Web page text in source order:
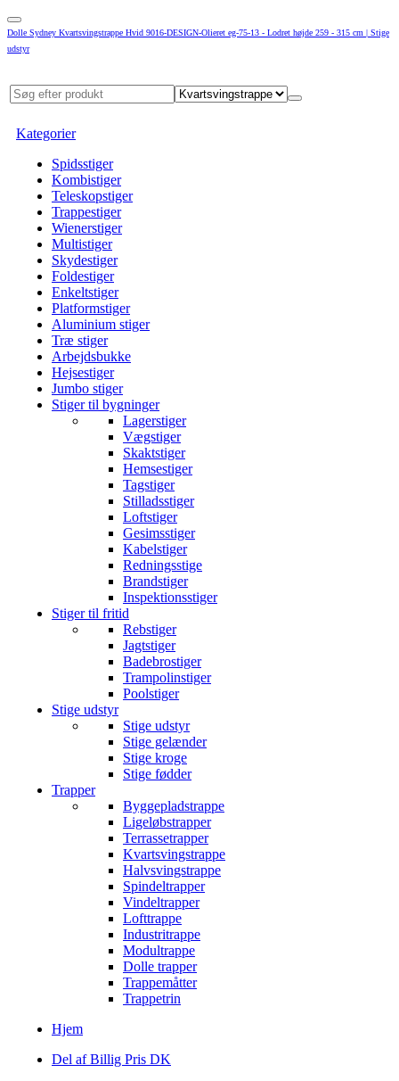
Dolle Sydney Kvartsvingstrappe Hvid 9016-DESIGN-Olieret eg-75-13 - Lodret højde 259 - 315 cm | Stige
udstyr
Kategorier
Spidsstiger
Kombistiger
Teleskopstiger
Trappestiger
Wienerstiger
Multistiger
Skydestiger
Foldestiger
Enkeltstiger
Platformstiger
Aluminium stiger
Træ stiger
Arbejdsbukke
Hejsestiger
Jumbo stiger
Stiger til bygninger
Lagerstiger
Vægstiger
Skaktstiger
Hemsestiger
Tagstiger
Stilladsstiger
Loftstiger
Gesimsstiger
Kabelstiger
Redningsstige
Brandstiger
Inspektionsstiger
Stiger til fritid
Rebstiger
Jagtstiger
Badebrostiger
Trampolinstiger
Poolstiger
Stige udstyr
Stige udstyr
Stige gelænder
Stige kroge
Stige fødder
Trapper
Byggepladstrappe
Ligeløbstrapper
Terrassetrapper
Kvartsvingstrappe
Halvsvingstrappe
Spindeltrapper
Vindeltrapper
Lofttrappe
Industritrappe
Modultrappe
Dolle trapper
Trappemåtter
Trappetrin
Hjem
Del af Billig Pris DK